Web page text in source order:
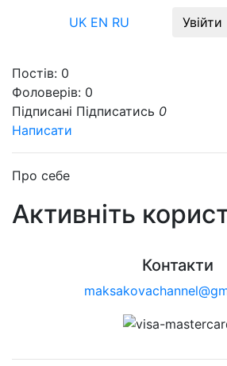
UK EN RU Увійти
Постів: 0
Фоловерів: 0
Підписані Підписатись 0
Написати
Про себе
Активніть
Контакти